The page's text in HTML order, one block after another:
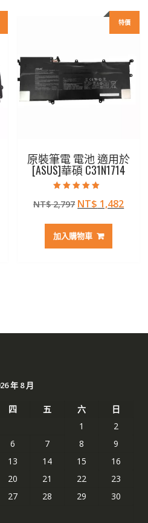
特價
原裝筆電 電池 適用於
[ASUS]華碩 C31N1714
5.00
滿分 5
NT$2,797 原
價
格：
NT$ 1,482目
加入購物車
年 8 月
四 五 六
日
1
2
6 7 8
9
13 14 15
16
20 21 22
23
27 28 29
30